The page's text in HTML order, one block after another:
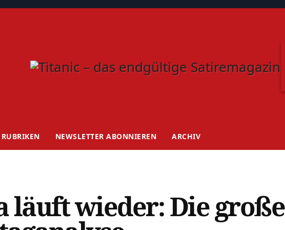
RUBRIKEN NEWSLETTER ABONNIEREN ARCHIV
läuft wieder: Die große